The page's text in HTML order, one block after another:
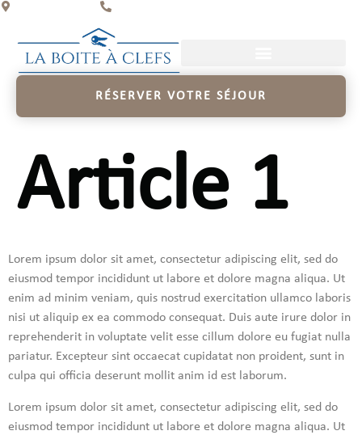
RÉSERVER VOTRE SÉJOUR
Article 1
Lorem ipsum dolor sit amet, consectetur adipiscing elit, sed do
eiusmod tempor incididunt ut labore et dolore magna aliqua. Ut
enim ad minim veniam, quis nostrud exercitation ullamco laboris
nisi ut aliquip ex ea commodo consequat. Duis aute irure dolor in
reprehenderit in voluptate velit esse cillum dolore eu fugiat nulla
pariatur. Excepteur sint occaecat cupidatat non proident, sunt in
culpa qui officia deserunt mollit anim id est laborum.
Lorem ipsum dolor sit amet, consectetur adipiscing elit, sed do
eiusmod tempor incididunt ut labore et dolore magna aliqua. Ut